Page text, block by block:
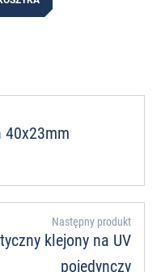
40x23mm
Następny produkt
klejony na UV
pojedynczy